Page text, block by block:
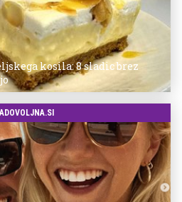
kosila: 8 sladic brez